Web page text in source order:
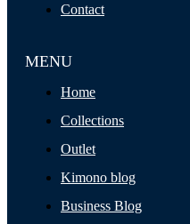
Contact
MENU
Home
Collections
Outlet
Kimono blog
Business Blog